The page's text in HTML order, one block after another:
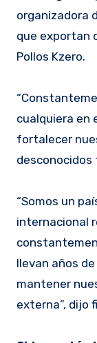
organizadora
que exportan
Pollos Kzero.
cualquiera en
fortalecer
desconocidos
“Somos un
internacional
llevan años
mantener
externa”, dijo